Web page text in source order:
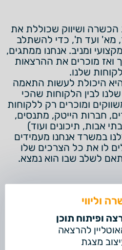
הכשרה ושיווק שכוללת את
מא' ועד ת', כדי להשתלב
ומניב. אנחנו ממתגים,
ואז מוכרים את ההרצאות
שלנו.
היא היכולת לעשות התאמה
לבין הלקוחות שהכי
ומוכרים רק ללקוחות
חברות הייטק, מתנסים,
אבות, תיכונים ועוד)
במשרד אנחנו מעמידים
לו את כל הצרכים שלו
לשלב שבו הוא נמצא.
וליווי
להרצאה
מצגת